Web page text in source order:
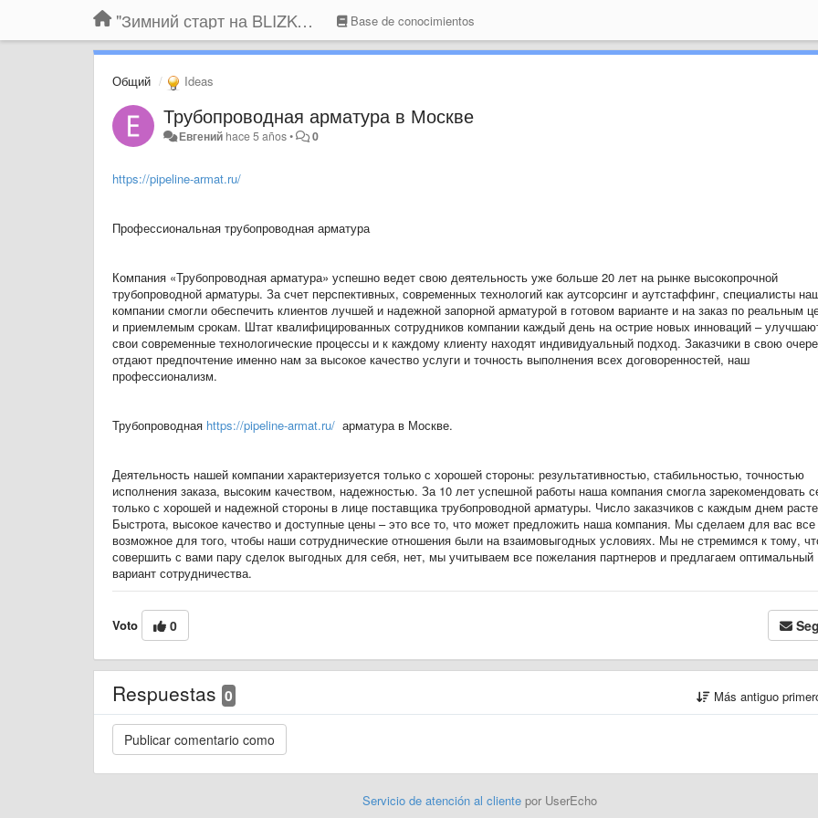
"Зимний старт на BLIZKO.ru". Конкурс компаний Base de conocimientos
Общий Ideas
Трубопроводная арматура в Москве
Евгений hace 5 años• 0
https://pipeline-armat.ru/
Профессиональная трубопроводная арматура
Компания «Трубопроводная арматура» успешно ведет свою деятельность уже больше 20 лет на рынке высокопрочной
трубопроводной арматуры. За счет перспективных, современных технологий как аутсорсинг и аутстаффинг, специалисты
компании смогли обеспечить клиентов лучшей и надежной запорной арматурой в готовом варианте и на заказ по реальным
и приемлемым срокам. Штат квалифицированных сотрудников компании каждый день на острие новых инноваций –
свои современные технологические процессы и к каждому клиенту находят индивидуальный подход. Заказчики в свою
отдают предпочтение именно нам за высокое качество услуги и точность выполнения всех договоренностей, наш
профессионализм.
Трубопроводная https://pipeline-armat.ru/ арматура в Москве.
Деятельность нашей компании характеризуется только с хорошей стороны: результативностью, стабильностью, точностью
исполнения заказа, высоким качеством, надежностью. За 10 лет успешной работы наша компания смогла зарекомендовать
только с хорошей и надежной стороны в лице поставщика трубопроводной арматуры. Число заказчиков с каждым днем
Быстрота, высокое качество и доступные цены – это все то, что может предложить наша компания. Мы сделаем для вас все
возможное для того, чтобы наши сотруднические отношения были на взаимовыгодных условиях. Мы не стремимся к тому,
совершить с вами пару сделок выгодных для себя, нет, мы учитываем все пожелания партнеров и предлагаем оптимальный
вариант сотрудничества.
Voto 0
Respuestas 0 Más antiguo
Servicio de atención al clientepor UserEcho